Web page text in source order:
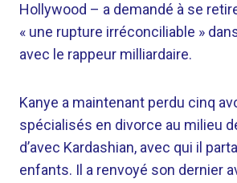
Hollywood – a demandé à se
« une rupture irréconciliable »
avec le rappeur milliardaire.
Kanye a maintenant perdu cinq
spécialisés en divorce au milieu
d’avec Kardashian, avec qui il
enfants. Il a renvoyé son dernier